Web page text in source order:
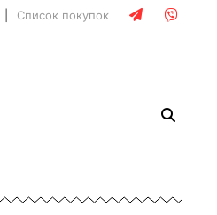
Список покупок